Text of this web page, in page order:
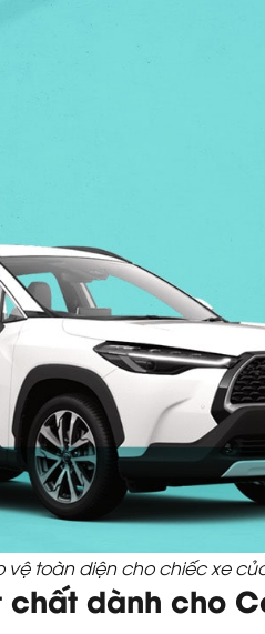
vệ toàn diện cho chiếc xe
dành cho